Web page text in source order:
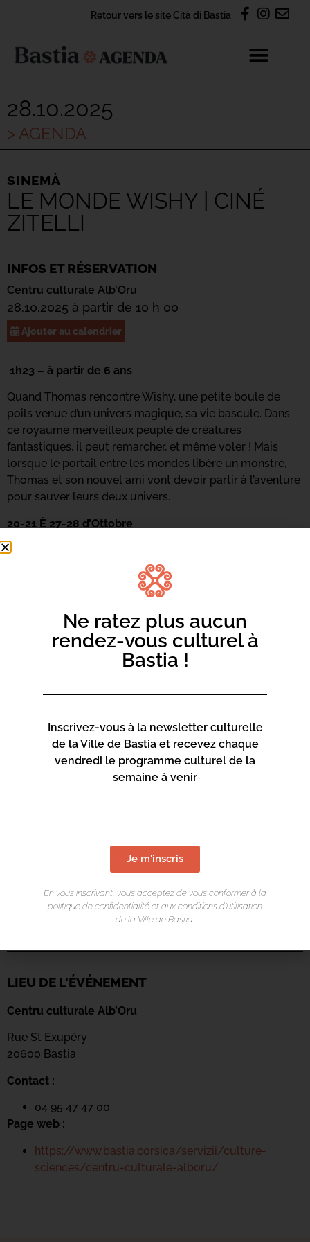
Retour vers le site Cità di Bastia
28.10.2025
> AGENDA
SINEMÀ
LE MONDE WISHY | CINÉ
ZITELLI
INFOS ET RÉSERVATION
Centru culturale Alb’Oru
28.10.2025 à partir de 10 h 00
Ajouter au calendrier
1h23 – à partir de 6 ans
Quand Thomas rencontre Wishy, une petite boule de
poils venue d’un univers magique, sa vie bascule. Dans
ce royaume merveilleux peuplé de créatures
fantastiques, il peut remarcher, et même voler ! Mais
lorsque le portail entre les mondes libère un monstre,
Thomas et son nouvel ami vont devoir partir à l’aventure
pour sauver leurs deux univers.
20-21 È 27-28 d’Ottobre
Pendant les vacances, c’est Ciné Zitelli avec du cinéma à
partir de 5 ans. Rendez-vous à 10h au Centre Culturel
3€ pour les enfants
5€ pour les adultes
En partenariat avec le Cinéma Le Régent.
LIEU DE L'ÉVÉNEMENT
Centru culturale Alb’Oru
Rue St Exupéry
20600 Bastia
Contact :
04 95 47 47 00
Page web :
https://www.bastia.corsica/servizii/culture-
sciences/centru-culturale-alboru/
Ne ratez plus aucun
rendez-vous culturel à
Bastia !
Inscrivez-vous à la newsletter culturelle
de la Ville de Bastia et recevez chaque
vendredi le programme culturel de la
semaine à venir
Je m'inscris
En vous inscrivant, vous acceptez de vous conformer à la
politique de confidentialité et aux conditions d’utilisation
de la Ville de Bastia.